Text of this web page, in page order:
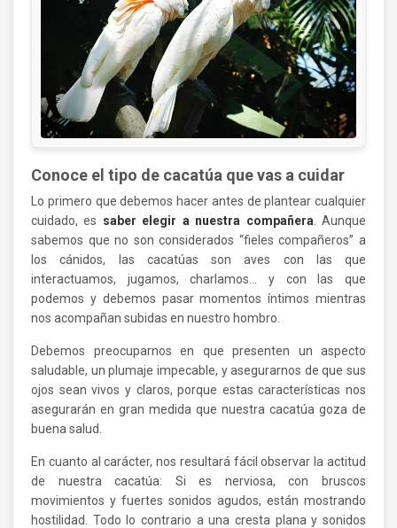
Conoce el tipo de cacatúa que vas a cuidar
Lo primero que debemos hacer antes de plantear cualquier
cuidado, es saber elegir a nuestra compañera . Aunque
sabemos que no son considerados “fieles compañeros” a
los cánidos, las cacatúas son aves con las que
interactuamos, jugamos, charlamos… y con las que
podemos y debemos pasar momentos íntimos mientras
nos acompañan subidas en nuestro hombro.
Debemos preocuparnos en que presenten un aspecto
saludable, un plumaje impecable, y asegurarnos de que sus
ojos sean vivos y claros, porque estas características nos
asegurarán en gran medida que nuestra cacatúa goza de
buena salud.
En cuanto al carácter, nos resultará fácil observar la actitud
de nuestra cacatúa: Si es nerviosa, con bruscos
movimientos y fuertes sonidos agudos, están mostrando
hostilidad. Todo lo contrario a una cresta plana y sonidos